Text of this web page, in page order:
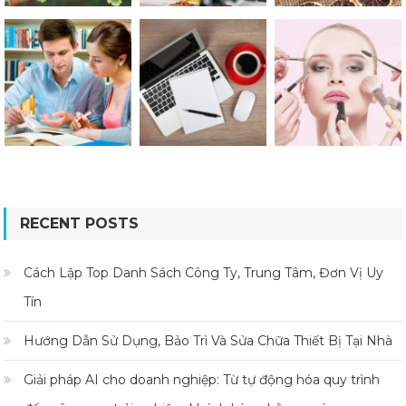
RECENT POSTS
Cách Lập Top Danh Sách Công Ty, Trung Tâm, Đơn Vị Uy
Tín
Hướng Dẫn Sử Dụng, Bảo Trì Và Sửa Chữa Thiết Bị Tại Nhà
Giải pháp AI cho doanh nghiệp: Từ tự động hóa quy trình